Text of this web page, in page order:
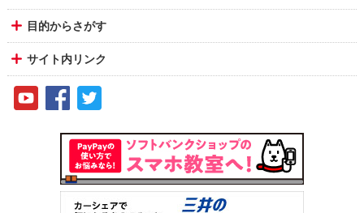
目的からさがす
サイト内リンク